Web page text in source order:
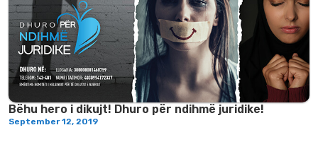
Bëhu hero i dikujt! Dhuro për ndihmë juridike!
September 12, 2019